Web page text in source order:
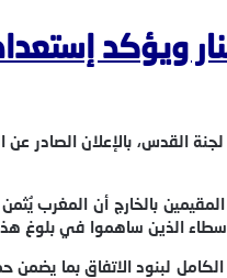
ويؤكد
القدس، بالإعلان الصادر
بالخارج أن المغرب
الذين ساهموا في بلوغ هذه
لبنود الاتفاق بما يضمن